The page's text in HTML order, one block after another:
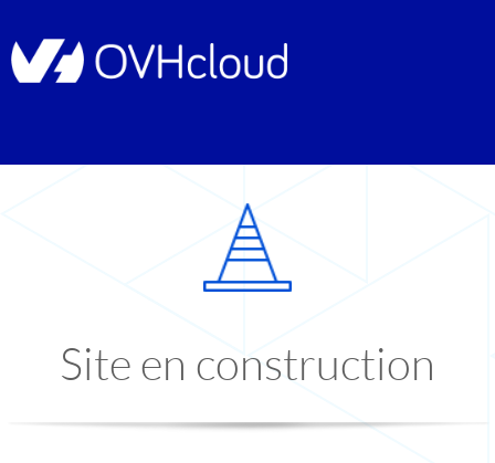
Site en construction